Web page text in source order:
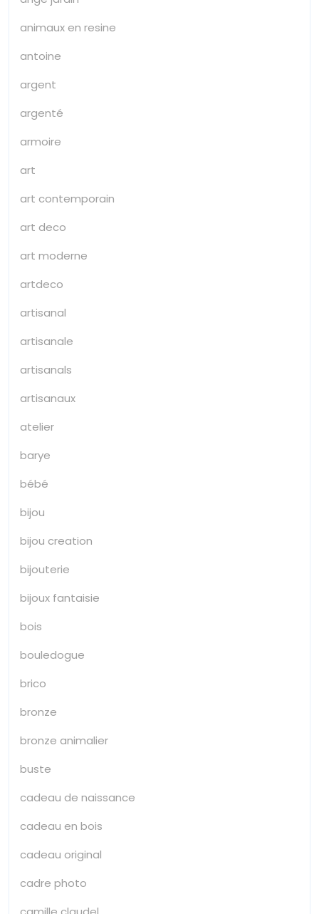
animaux en resine
antoine
argent
argenté
armoire
art
art contemporain
art deco
art moderne
artdeco
artisanal
artisanale
artisanals
artisanaux
atelier
barye
bébé
bijou
bijou creation
bijouterie
bijoux fantaisie
bois
bouledogue
brico
bronze
bronze animalier
buste
cadeau de naissance
cadeau en bois
cadeau original
cadre photo